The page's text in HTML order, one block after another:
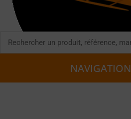
NAVIGATION